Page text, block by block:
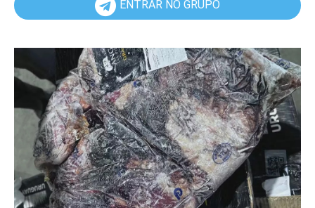
ENTRAR NO GRUPO